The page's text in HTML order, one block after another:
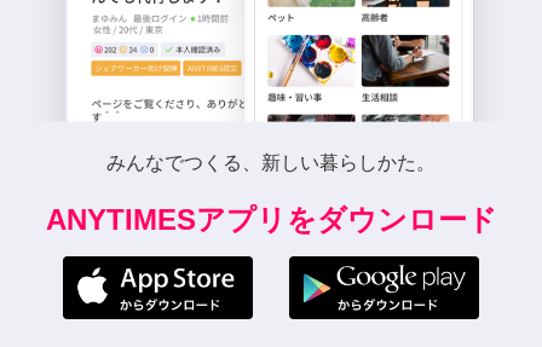
みんなでつくる、新しい暮らしかた。
ANYTIMESアプリをダウンロード